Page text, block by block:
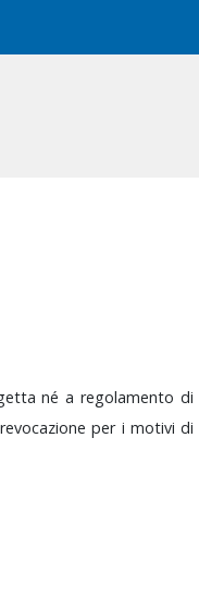
néaregolamentodi
revocazioneper i motividi